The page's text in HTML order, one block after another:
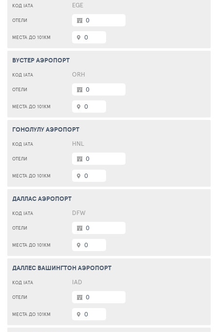
EGE
0
0
ВУСТЕР АЭРОПОРТ
ORH
0
0
ГОНОЛУЛУ АЭРОПОРТ
HNL
0
0
ДАЛЛАС АЭРОПОРТ
DFW
0
0
ДАЛЛЕС ВАШИНГТОН АЭРОПОРТ
IAD
0
0